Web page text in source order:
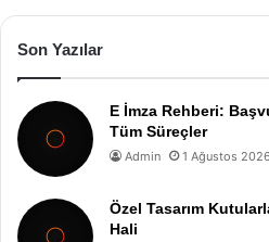
Son Yazılar
E İmza Rehberi:
Tüm Süreçler
Admin 1 Ağustos 2026
Özel Tasarım
Hali